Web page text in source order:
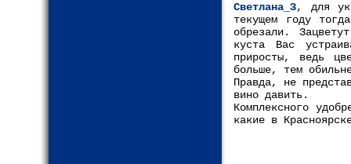
Светлана_З, для
текущем году
обрезали.
куста Вас
приросты, ведь
больше, тем
Правда, не
вино давить.
Комплексного
какие в